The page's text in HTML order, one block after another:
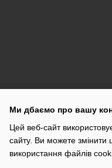
Ми дбаємо про вашу
Цей веб-сайт
сайту. Ви можете змінити
використання файлів